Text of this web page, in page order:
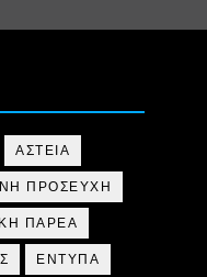
ΑΣΤΕΙΑ
ΠΡΟΣΕΥΧΗ
ΠΑΡΕΑ
ΕΝΤΥΠΑ